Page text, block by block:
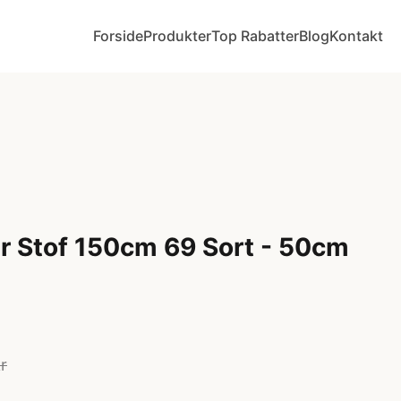
ForsideProdukterTop RabatterBlogKontakt
Stof 150cm 69 Sort - 50cm